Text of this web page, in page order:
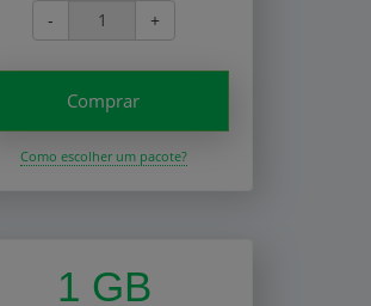
- +
Comprar
Como escolher um pacote?
1 GB